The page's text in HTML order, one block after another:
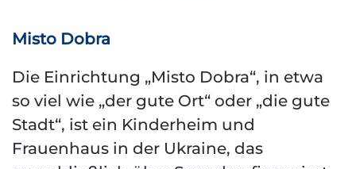
Misto Dobra
Die Einrichtung „Misto Dobra“, in etwa
so viel wie „der gute Ort“ oder „die gute
Stadt“, ist ein Kinderheim und
Frauenhaus in der Ukraine, das